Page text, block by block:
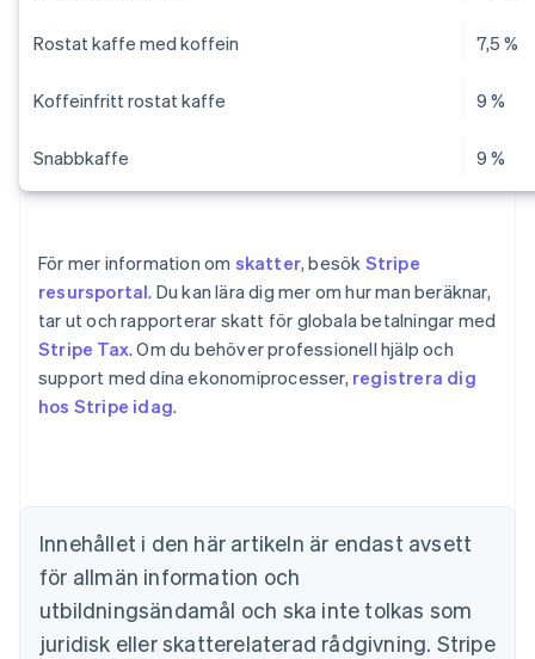
Rostat kaffe med koffein 7,5 %
Koffeinfritt rostat kaffe 9 %
Snabbkaffe 9 %
För mer information om skatter, besök Stripe
resursportal. Du kan lära dig mer om hur man beräknar,
tar ut och rapporterar skatt för globala betalningar med
Stripe Tax. Om du behöver professionell hjälp och
support med dina ekonomiprocesser, registrera dig
hos Stripe idag.
Innehållet i den här artikeln är endast avsett
för allmän information och
utbildningsändamål och ska inte tolkas som
juridisk eller skatterelaterad rådgivning. Stripe
Australien
English
PortuguêsEnglish
Bulgarien
English
Cypern
English
Danmark
English